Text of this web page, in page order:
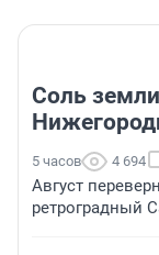
Соль
5 часов 4 694
Август
ретроградный